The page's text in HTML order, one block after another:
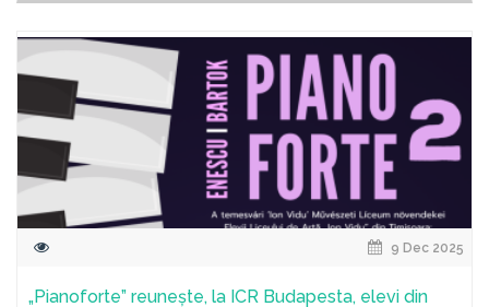
9 Dec 2025
„Pianoforte” reunește, la ICR Budapesta, elevi din